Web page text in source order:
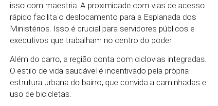
isso com maestria. A proximidade com vias de acesso
rápido facilita o deslocamento para a Esplanada dos
Ministérios. Isso é crucial para servidores públicos e
executivos que trabalham no centro do poder.
Além do carro, a região conta com ciclovias integradas.
O estilo de vida saudável é incentivado pela própria
estrutura urbana do bairro, que convida a caminhadas e
uso de bicicletas.